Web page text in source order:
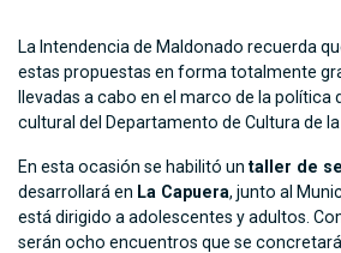
La Intendencia de Maldonado recuerda
estas propuestas en forma totalmente
llevadas a cabo en el marco de la
cultural del Departamento de Cultura de la
En esta ocasión se habilitó un taller de
desarrollará en La Capuera, junto al
está dirigido a adolescentes y adultos.
serán ocho encuentros que se